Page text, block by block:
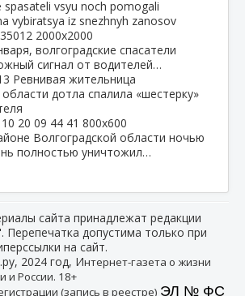
волгоградские спасатели
сигнал от водителей…
Ревнивая жительница
дотла спалила «шестерку»
Волгоградской области ночью
полностью уничтожил…
сайта принадлежат редакции
Перепечатка допустима только при
на сайт.
2024 год, Интернет-газета о жизни
и России. 18+
(запись в реестре) ЭЛ № ФС